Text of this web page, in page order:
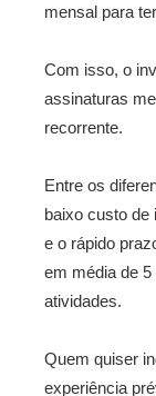
mensal para
Com isso, o
assinaturas
recorrente.
Entre os
baixo custo de
e o rápido
em média de
atividades.
Quem quiser
experiência